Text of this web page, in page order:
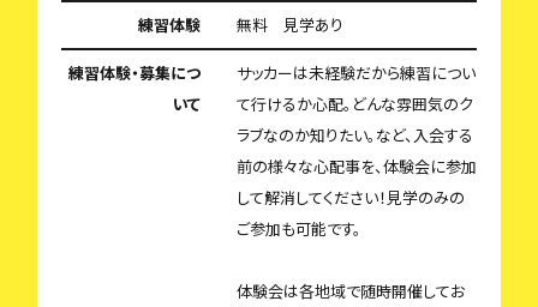
練習体験 無料 見学あり
練習体験・募集につ
いて
サッカーは未経験だから練習につい
て行けるか心配。どんな雰囲気のク
ラブなのか知りたい。など、入会する
前の様々な心配事を、体験会に参加
して解消してください！見学のみの
ご参加も可能です。
体験会は各地域で随時開催してお